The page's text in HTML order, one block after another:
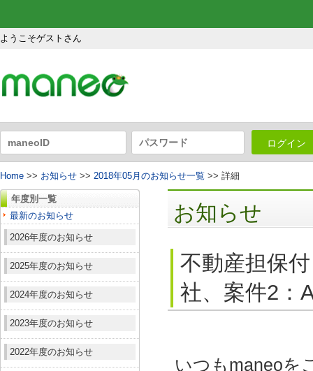
ようこそゲストさん
ログイン
Home >> お知らせ >> 2018年05月のお知らせ一覧 >> 詳細
年度別一覧
最新のお知らせ
2026年度のお知らせ
2025年度のお知らせ
2024年度のお知らせ
2023年度のお知らせ
2022年度のお知らせ
お知らせ
不動産担保
社、案件2：
いつもmaneoを